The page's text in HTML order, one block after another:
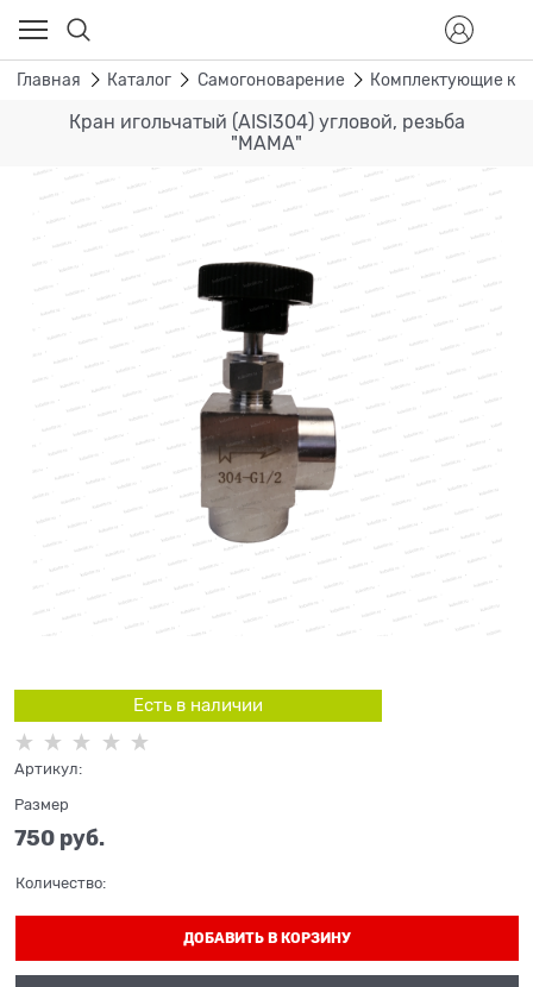
Главная Каталог Самогоноварение Комплектующие к
Кран игольчатый (AISI304) угловой, резьба
"МАМА"
Есть в наличии
Артикул:
Размер
750 руб.
Количество:
ДОБАВИТЬ В КОРЗИНУ